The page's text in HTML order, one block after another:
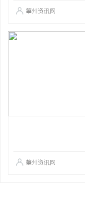
肇州资讯网
肇州资讯网